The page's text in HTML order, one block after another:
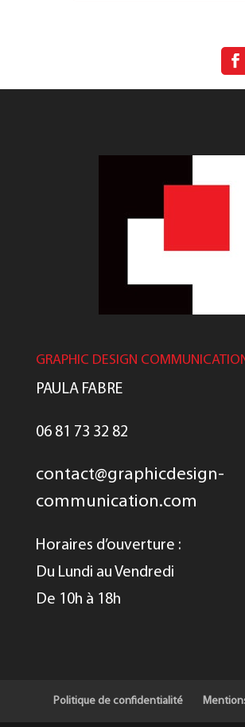
GRAPHIC DESIGN
PAULA FABRE
06 81 73 32 82
contact@graphicdesign-
communication.com
Horaires d’ouverture :
Du Lundi au Vendredi
De 10h à 18h
Politique de confidentialité